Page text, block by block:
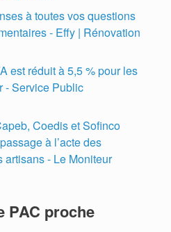
à toutes vos questions
- Effy | Rénovation
est réduit à 5,5 % pour les
- Service Public
Coedis et Sofinco
à l’acte des
artisans - Le Moniteur
PAC proche